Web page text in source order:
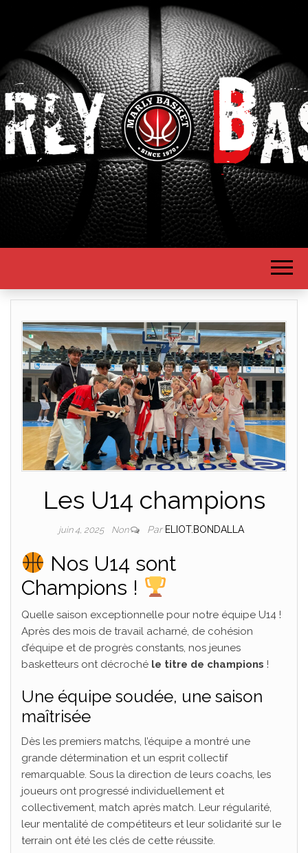
MARLY
BASKET
Depuis 1970
Les U14 champions
juin 4, 2025 Non Par ELIOT.BONDALLA
Nos U14 sont
Champions !
Quelle saison exceptionnelle pour notre équipe U14 !
Après des mois de travail acharné, de cohésion
d’équipe et de progrès constants, nos jeunes
basketteurs ont décroché le titre de champions !
Une équipe soudée, une saison
maîtrisée
Dès les premiers matchs, l’équipe a montré une
grande détermination et un esprit collectif
remarquable. Sous la direction de leurs coachs, les
joueurs ont progressé individuellement et
collectivement, match après match. Leur régularité,
leur mentalité de compétiteurs et leur solidarité sur le
terrain ont été les clés de cette réussite.